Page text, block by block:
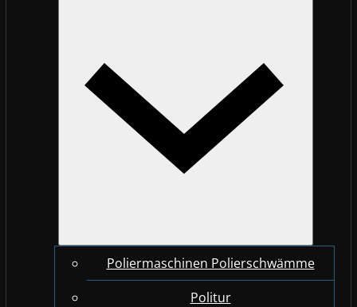
Poliermaschinen Polierschwämme
Politur